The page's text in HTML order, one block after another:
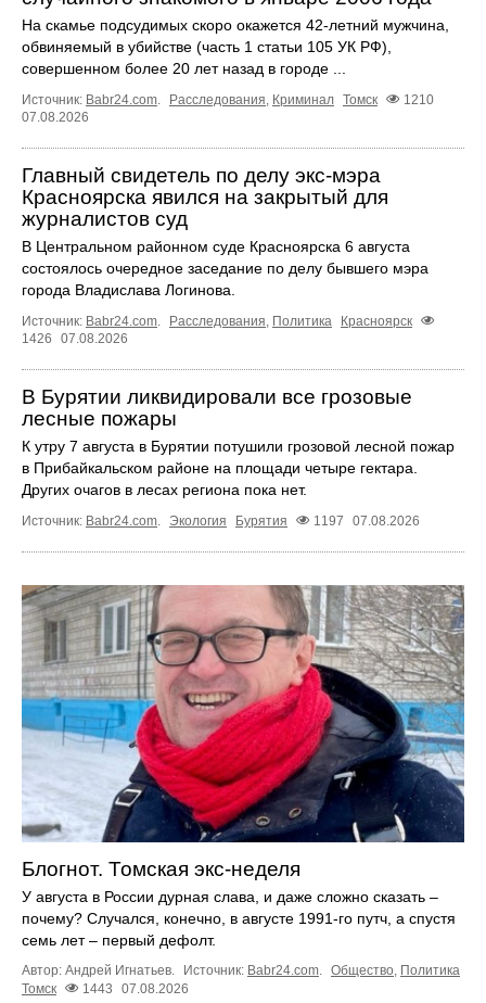
На скамье подсудимых скоро окажется 42-летний мужчина,
обвиняемый в убийстве (часть 1 статьи 105 УК РФ),
совершенном более 20 лет назад в городе ...
Источник: Babr24.com. Расследования, Криминал Томск
1210
07.08.2026
Главный свидетель по делу экс-мэра
Красноярска явился на закрытый для
журналистов суд
В Центральном районном суде Красноярска 6 августа
состоялось очередное заседание по делу бывшего мэра
города Владислава Логинова.
Источник: Babr24.com. Расследования, Политика
Красноярск
1426
07.08.2026
В Бурятии ликвидировали все грозовые
лесные пожары
К утру 7 августа в Бурятии потушили грозовой лесной пожар
в Прибайкальском районе на площади четыре гектара.
Других очагов в лесах региона пока нет.
Источник: Babr24.com. Экология Бурятия 1197 07.08.2026
Блогнот. Томская экс-неделя
У августа в России дурная слава, и даже сложно сказать –
почему? Случался, конечно, в августе 1991-го путч, а спустя
семь лет – первый дефолт.
Автор: Андрей Игнатьев. Источник: Babr24.com. Общество, Политика
Томск
1443 07.08.2026